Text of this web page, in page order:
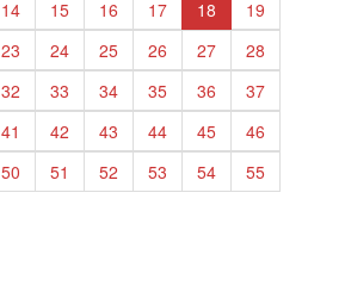
14 15 16 17 18
19
23 24 25 26 27
28
32 33 34 35 36
37
41 42 43 44 45
46
50 51 52 53 54
55